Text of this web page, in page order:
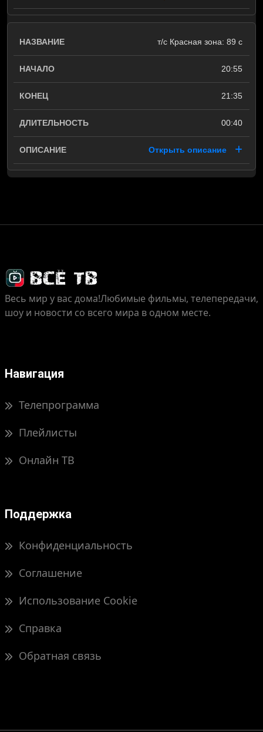
т/с Красная зона: 89 c
20:55
21:35
00:40
Открыть описание
Весь мир у вас дома!Любимые фильмы, телепередачи,
шоу и новости со всего мира в одном месте.
Навигация
Телепрограмма
Плейлисты
Онлайн ТВ
Поддержка
Конфиденциальность
Соглашение
Использование Cookie
Справка
Обратная связь